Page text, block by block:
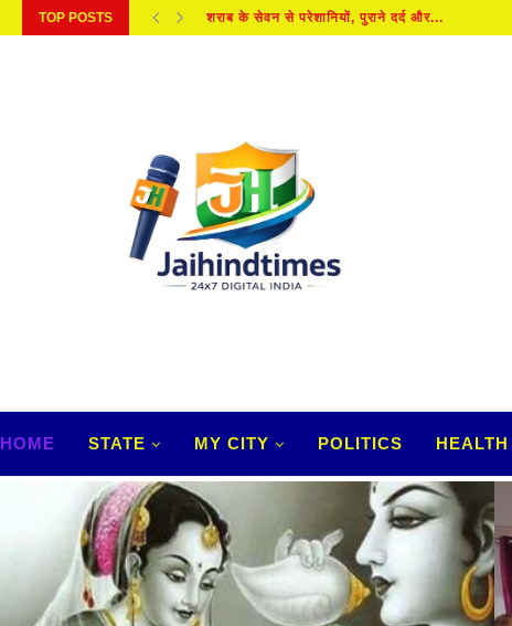
TOP POSTS HEALTH : इन कारणों से वेजाइना में होती...
HOME STATE MY CITY POLITICS HEALTH